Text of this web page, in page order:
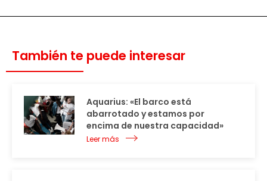
También te puede interesar
Aquarius: «El barco está
abarrotado y estamos por
encima de nuestra capacidad»
Leer más